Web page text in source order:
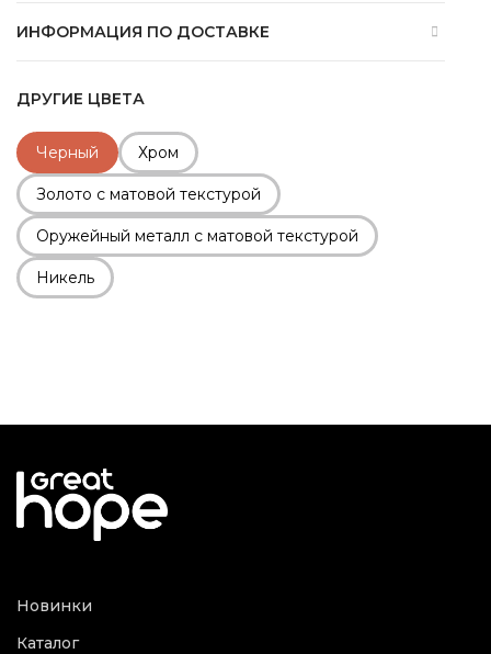
ИНФОРМАЦИЯ ПО ДОСТАВКЕ
ДРУГИЕ ЦВЕТА
Черный Хром
Золото с матовой текстурой
Оружейный металл с матовой текстурой
Никель
Новинки
Каталог